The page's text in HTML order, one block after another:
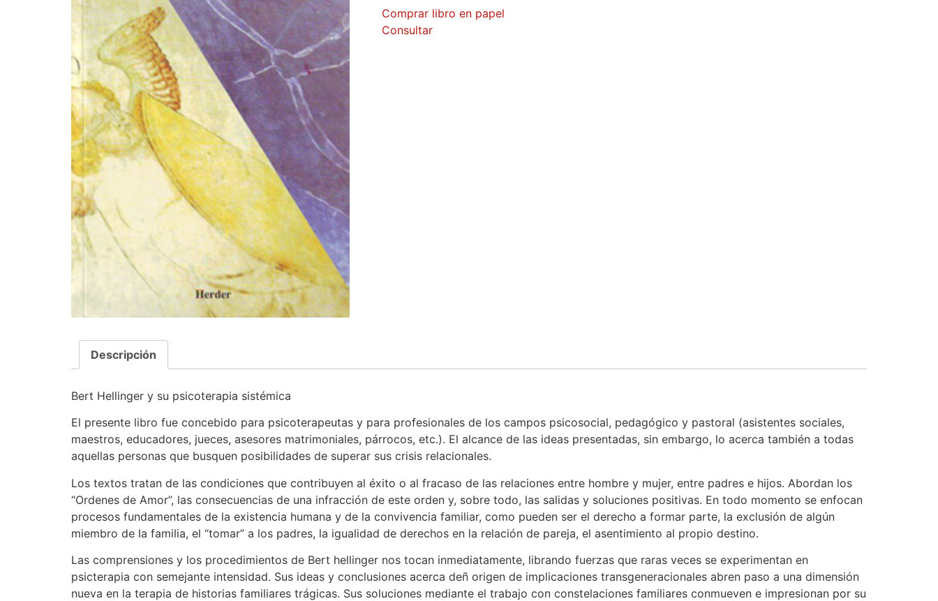
Comprar libro en papel
Consultar
Descripción
Bert Hellinger y su psicoterapia sistémica
El presente libro fue concebido para psicoterapeutas y para profesionales de los campos psicosocial, pedagógico y pastoral (asistentes sociales,
maestros, educadores, jueces, asesores matrimoniales, párrocos, etc.). El alcance de las ideas presentadas, sin embargo, lo acerca también a todas
aquellas personas que busquen posibilidades de superar sus crisis relacionales.
Los textos tratan de las condiciones que contribuyen al éxito o al fracaso de las relaciones entre hombre y mujer, entre padres e hijos. Abordan los
“Ordenes de Amor”, las consecuencias de una infracción de este orden y, sobre todo, las salidas y soluciones positivas. En todo momento se enfocan
procesos fundamentales de la existencia humana y de la convivencia familiar, como pueden ser el derecho a formar parte, la exclusión de algún
miembro de la familia, el “tomar” a los padres, la igualidad de derechos en la relación de pareja, el asentimiento al propio destino.
Las comprensiones y los procedimientos de Bert hellinger nos tocan inmediatamente, librando fuerzas que raras veces se experimentan en
psicterapia con semejante intensidad. Sus ideas y conclusiones acerca deñ origen de implicaciones transgeneracionales abren paso a una dimensión
nueva en la terapia de historias familiares trágicas. Sus soluciones mediante el trabajo con constelaciones familiares conmueven e impresionan por su